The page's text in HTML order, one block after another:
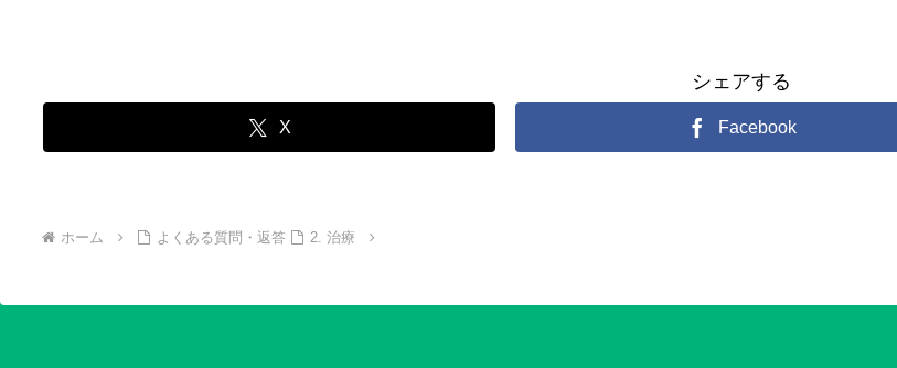
シェアする
X Facebook
ホーム よくある質問・返答 2. 治療